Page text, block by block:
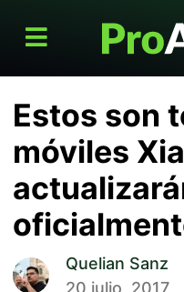
Estos son
móviles
Quelian Sanz